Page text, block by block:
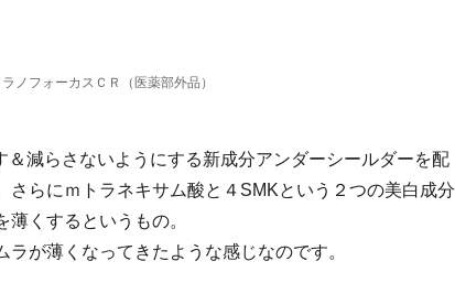
フォーカスＣＲ（医薬部外品）
減らさないようにする新成分アンダーシールダーを配
らにｍトラネキサム酸と４SMKという２つの美白成分
くするというもの。
が薄くなってきたような感じなのです。